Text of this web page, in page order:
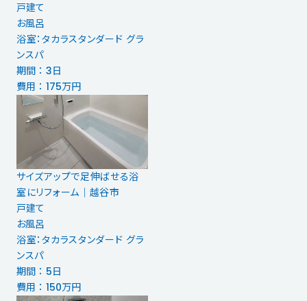
戸建て
お風呂
浴室：タカラスタンダード グラ
ンスパ
期間 ： 3日
費用 ： 175万円
サイズアップで足伸ばせる浴
室にリフォーム｜越谷市
戸建て
お風呂
浴室：タカラスタンダード グラ
ンスパ
期間 ： 5日
費用 ： 150万円